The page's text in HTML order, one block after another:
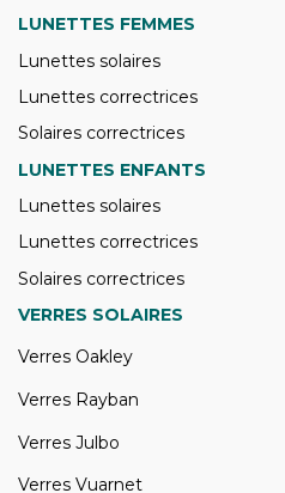
LUNETTES FEMMES
Lunettes solaires
Lunettes correctrices
Solaires correctrices
LUNETTES ENFANTS
Lunettes solaires
Lunettes correctrices
Solaires correctrices
VERRES SOLAIRES
Verres Oakley
Verres Rayban
Verres Julbo
Verres Vuarnet